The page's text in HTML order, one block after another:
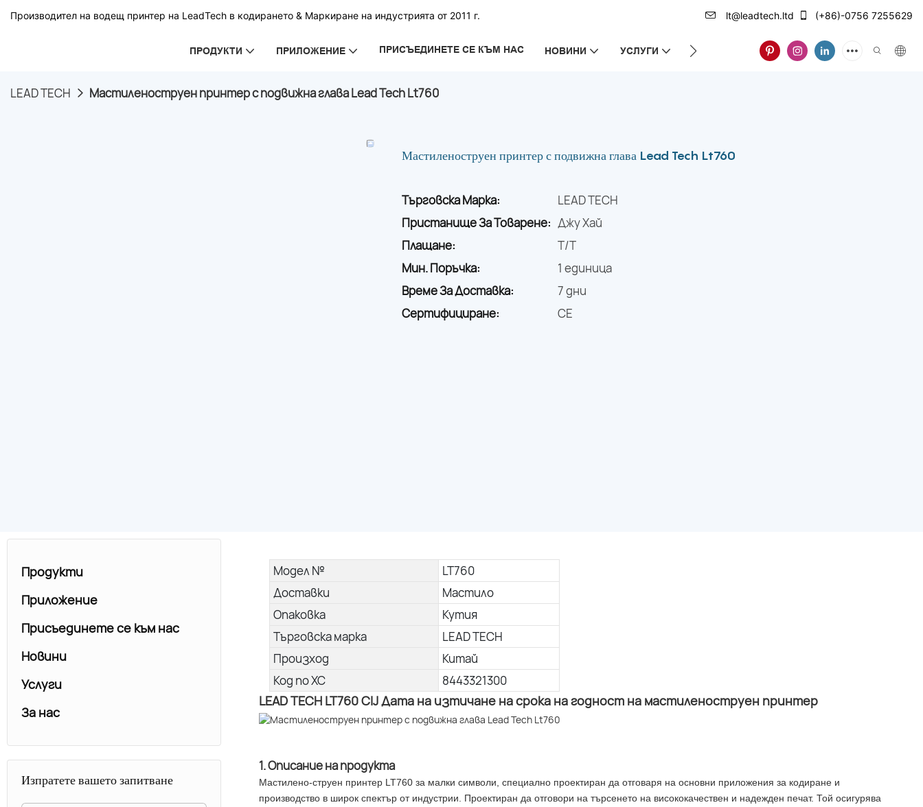
Производител на водещ принтер на LeadTech в кодирането & Маркиране на индустрията от 2011 г. lt@leadtech.ltd (+86)-0756 7255629
ПРОДУКТИ ПРИЛОЖЕНИЕ ПРИСЪЕДИНЕТЕ СЕ КЪМ НАС НОВИНИ УСЛУГИ ЗА НАС
LEAD TECH Мастиленоструен принтер с подвижна глава Lead Tech Lt760
Мастиленоструен принтер с подвижна глава Lead Tech Lt760
Търговска Марка:
LEAD TECH
Пристанище За Товарене: Джу Хай
Плащане:
T/T
Мин. Поръчка:
1 единица
Време За Доставка:
7 дни
Сертифициране:
CE
Модел №
LT760
Доставки
Мастило
Опаковка
Кутия
Търговска марка
LEAD TECH
Произход
Китай
Код по ХС
8443321300
LEAD TECH LT760 CIJ Дата на изтичане на срока на годност на мастиленоструен принтер
1. Описание на продукта
Мастилено-струен принтер LT760 за малки символи, специално проектиран да отговаря на основни приложения за кодиране и
производство в широк спектър от индустрии. Проектиран да отговори на търсенето на висококачествен и надежден печат. Той осигурява
Продукти
Приложение
Присъединете се към нас
Новини
Услуги
За нас
Изпратете вашето запитване